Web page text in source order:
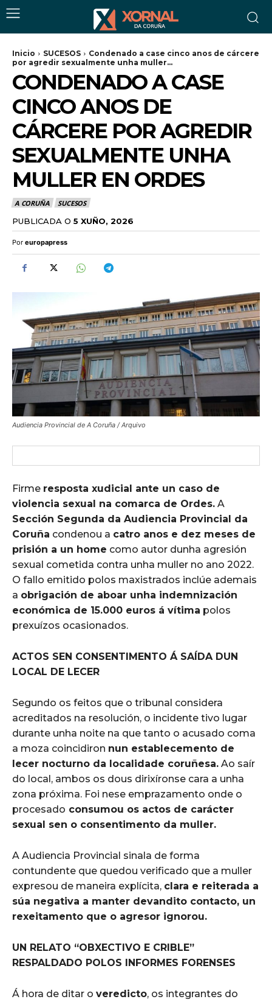
Inicio SUCESOS
Condenado a case cinco anos de cárcere
por agredir sexualmente unha muller...
CONDENADO A CASE
CINCO ANOS DE
CÁRCERE POR AGREDIR
SEXUALMENTE UNHA
MULLER EN ORDES
A CORUÑA SUCESOS
PUBLICADA O 5 XUÑO, 2026
Por europapress
Audiencia Provincial de A Coruña / Arquivo
Firme resposta xudicial ante un caso de
violencia sexual na comarca de Ordes. A
Sección Segunda da Audiencia Provincial da
Coruña condenou a catro anos e dez meses de
prisión a un home como autor dunha agresión
sexual cometida contra unha muller no ano 2022.
O fallo emitido polos maxistrados inclúe ademais
a obrigación de aboar unha indemnización
económica de 15.000 euros á vítima polos
prexuízos ocasionados.
ACTOS SEN CONSENTIMENTO Á SAÍDA DUN
LOCAL DE LECER
Segundo os feitos que o tribunal considera
acreditados na resolución, o incidente tivo lugar
durante unha noite na que tanto o acusado coma
a moza coincidiron nun establecemento de
lecer nocturno da localidade coruñesa. Ao saír
do local, ambos os dous dirixíronse cara a unha
zona próxima. Foi nese emprazamento onde o
procesado consumou os actos de carácter
sexual sen o consentimento da muller.
A Audiencia Provincial sinala de forma
contundente que quedou verificado que a muller
expresou de maneira explícita, clara e reiterada a
súa negativa a manter devandito contacto, un
rexeitamento que o agresor ignorou.
UN RELATO “OBXECTIVO E CRIBLE”
RESPALDADO POLOS INFORMES FORENSES
Á hora de ditar o veredicto, os integrantes do